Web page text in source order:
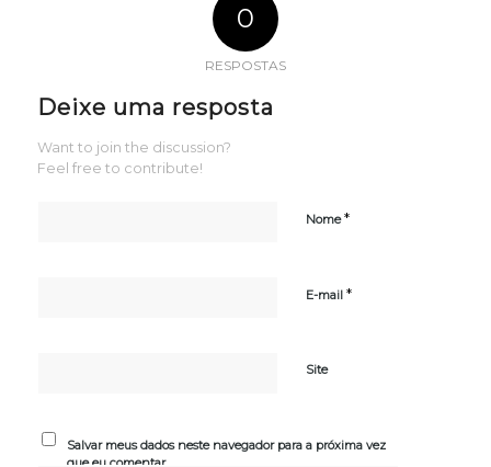
0
RESPOSTAS
Deixe uma resposta
Want to join the discussion?
Feel free to contribute!
Nome*
E-mail *
Site
Salvar meus dados neste navegador para a próxima vez
que eu comentar.